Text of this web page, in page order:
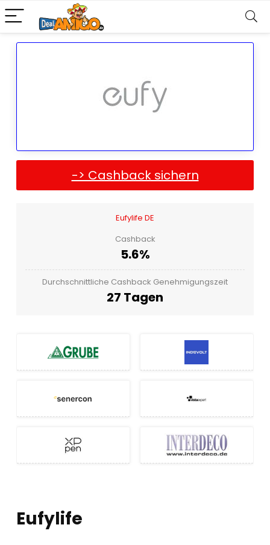
-> Cashback sichern
Eufylife DE
Cashback
5.6%
Durchschnittliche Cashback Genehmigungszeit
27 Tagen
Eufylife